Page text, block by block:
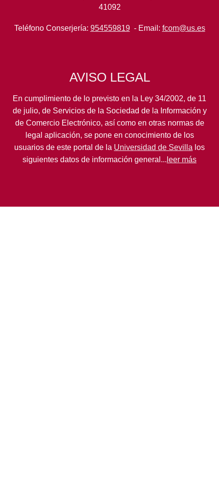
41092
Teléfono Conserjería: 954559819- Email: fcom@us.es
AVISO LEGAL
En cumplimiento de lo previsto en la Ley 34/2002, de 11
de julio, de Servicios de la Sociedad de la Información y
de Comercio Electrónico, así como en otras normas de
legal aplicación, se pone en conocimiento de los
usuarios de este portal de la Universidad de Sevilla los
siguientes datos de información general... leer más